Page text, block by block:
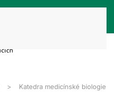
Katedra medicínské biologie